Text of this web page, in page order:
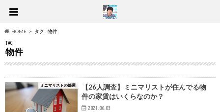
HOME タグ : 物件
TAG
物件
ミニマリストの部屋
【26人調査】ミニマリストが住んでる物
件の家賃はいくらなのか？
2021.06.03